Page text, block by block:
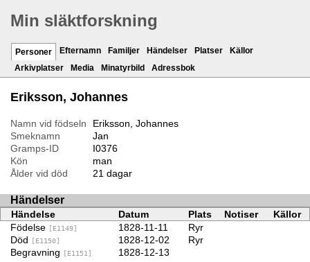
Min släktforskning
Personer Efternamn Familjer Händelser Platser
Källor
Arkivplatser
Media Minatyrbild Adressbok
Eriksson, Johannes
Namn vid födseln
Eriksson, Johannes
Smeknamn
Jan
Gramps-ID
I0376
Kön
man
Ålder vid död
21 dagar
Händelser
Händelse Datum Plats Notiser
Källor
Födelse
[E1149] 1828-11-11
Ryr
Död
[E1150] 1828-12-02
Ryr
Begravning
[E1151] 1828-12-13